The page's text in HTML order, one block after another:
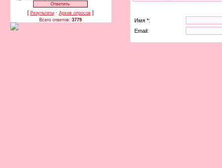
[ Результаты· Архив опросов]
Всего ответов: 3779
Имя *:
Email: